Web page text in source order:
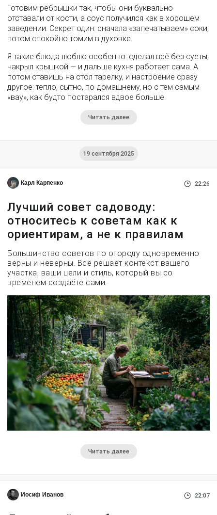
Готовим рёбрышки так, чтобы они буквально
отставали от кости, а соус получился как в хорошем
заведении. Секрет один: сначала «запечатываем» соки,
потом спокойно томим в духовке.
Я такие блюда люблю особенно: сделал всё без суеты,
накрыл крышкой — и дальше кухня работает сама. А
потом ставишь на стол тарелку, и настроение сразу
другое: тепло, сытно, по-домашнему, но с тем самым
«вау», как будто постарался вдвое больше.
Читать далее
19 сентября 2025
Карл Карпенко 22:26
Лучший совет садоводу:
относитесь к советам как к
ориентирам, а не к правилам
Большинство советов по огороду одновременно
верны и неверны. Всё решает контекст вашего
участка, ваши цели и стиль, который вы со
временем создаёте сами.
Читать далее
Иосиф Иванов 22:07